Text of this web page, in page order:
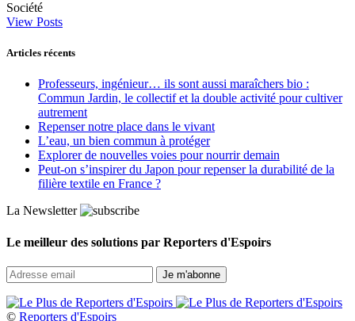
Société
View Posts
Articles récents
Professeurs, ingénieur… ils sont aussi maraîchers bio :
Commun Jardin, le collectif et la double activité pour cultiver
autrement
Repenser notre place dans le vivant
L’eau, un bien commun à protéger
Explorer de nouvelles voies pour nourrir demain
Peut‑on s’inspirer du Japon pour repenser la durabilité de la
filière textile en France ?
La Newsletter
Le meilleur des solutions par Reporters d'Espoirs
© Reporters d'Espoirs